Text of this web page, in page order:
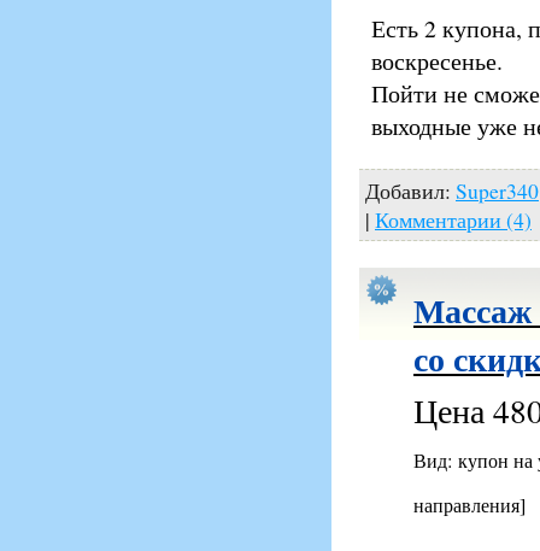
Есть 2 купона,
воскресенье.
Пойти не
выходные уже
Добавил: Super340
| Комментарии (4)
Массаж
со
Цена
Вид: купон
направления]